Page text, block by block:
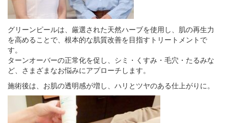
グリーンピールは、厳選された天然ハーブを使用し、肌の再生力
を高めることで、根本的な肌質改善を目指すトリートメントで
す。
ターンオーバーの正常化を促し、シミ・くすみ・毛穴・たるみな
ど、さまざまなお悩みにアプローチします。
施術後は、お肌の透明感が増し、ハリとツヤのある仕上がりに。